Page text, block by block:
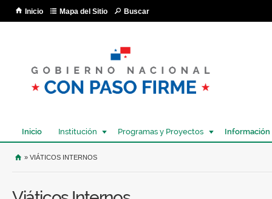
Inicio Mapa del Sitio Buscar
Inicio Institución Programas y Proyectos Información
USTED SE ENCUENTRA AQUÍ
» VIÁTICOS INTERNOS